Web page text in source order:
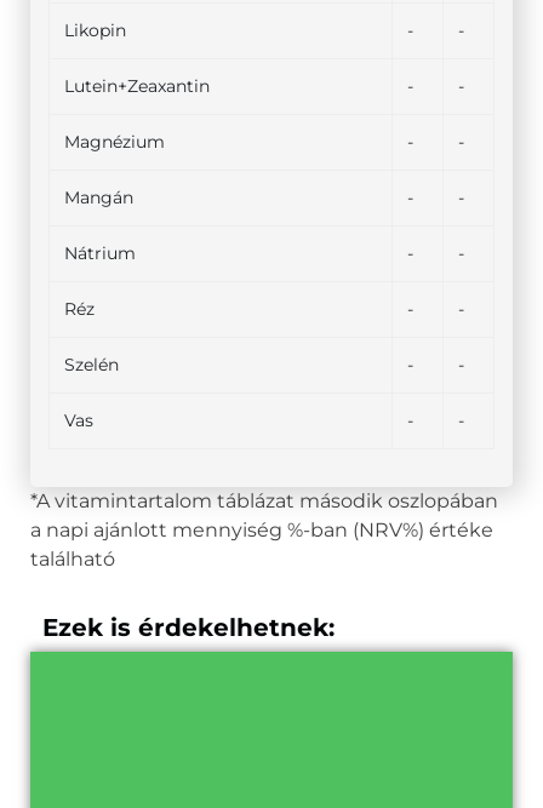
Likopin - -
Lutein+Zeaxantin - -
Magnézium - -
Mangán - -
Nátrium - -
Réz - -
Szelén - -
Vas - -
*A vitamintartalom táblázat második oszlopában
a napi ajánlott mennyiség %-ban (NRV%) értéke
található
Ezek is érdekelhetnek: